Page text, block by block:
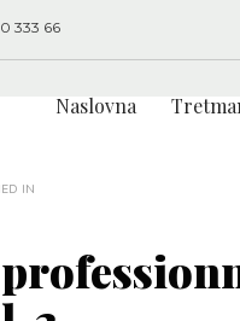
333 66
Naslovna
IN